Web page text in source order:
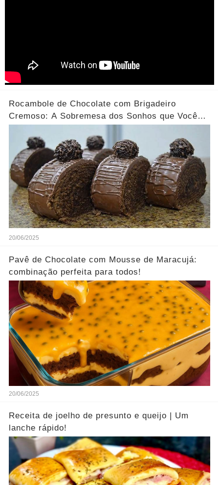
Rocambole de Chocolate com Brigadeiro
Cremoso: A Sobremesa dos Sonhos que Você
20/06/2025
Pavê de Chocolate com Mousse de Maracujá:
combinação perfeita para todos!
20/06/2025
Receita de joelho de presunto e queijo | Um
lanche rápido!